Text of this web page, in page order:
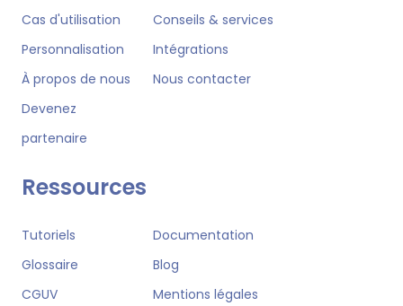
Cas d'utilisation
Conseils & services
Personnalisation
Intégrations
À propos de nous
Nous contacter
Devenez
partenaire
Ressources
Tutoriels
Documentation
Glossaire
Blog
CGUV
Mentions légales